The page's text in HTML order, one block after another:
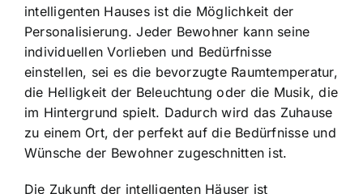
intelligenten Hauses ist die Möglichkeit der
Personalisierung. Jeder Bewohner kann seine
individuellen Vorlieben und Bedürfnisse
einstellen, sei es die bevorzugte Raumtemperatur,
die Helligkeit der Beleuchtung oder die Musik, die
im Hintergrund spielt. Dadurch wird das Zuhause
zu einem Ort, der perfekt auf die Bedürfnisse und
Wünsche der Bewohner zugeschnitten ist.
Die Zukunft der intelligenten Häuser ist